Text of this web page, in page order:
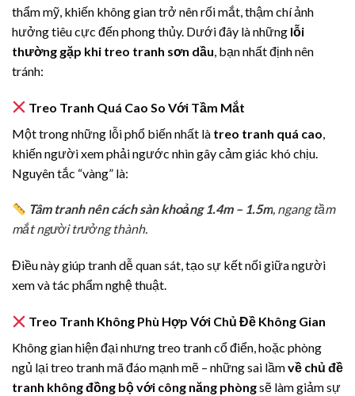
thẩm mỹ, khiến không gian trở nên rối mắt, thậm chí ảnh
hưởng tiêu cực đến phong thủy. Dưới đây là những lỗi
thường gặp khi treo tranh sơn dầu, bạn nhất định nên
tránh:
Treo Tranh Quá Cao So Với Tầm Mắt
Một trong những lỗi phổ biến nhất là treo tranh quá cao
khiến người xem phải ngước nhìn gây cảm giác khó chịu.
Nguyên tắc “vàng” là:
Tâm tranh nên cách sàn khoảng 1.4m – 1.5m, ngang tầm
mắt người trưởng thành.
Điều này giúp tranh dễ quan sát, tạo sự kết nối giữa người
xem và tác phẩm nghệ thuật.
Treo Tranh Không Phù Hợp Với Chủ Đề Không Gian
Không gian hiện đại nhưng treo tranh cổ điển, hoặc phòng
ngủ lại treo tranh mã đáo mạnh mẽ – những sai lầmvề chủ đề
tranh không đồng bộ với công năng phòngsẽ làm giảm sự